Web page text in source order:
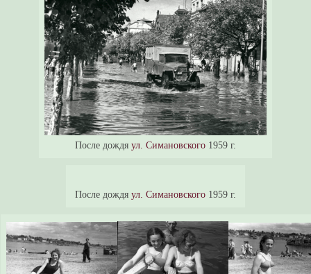
После дождя ул. Симановского 1959 г.
После дождя ул. Симановского 1959 г.